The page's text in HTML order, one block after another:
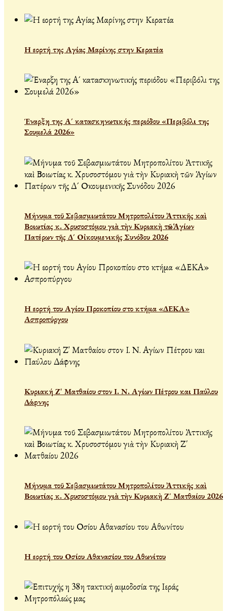
Η εορτή της Αγίας Μαρίνης στην Κερατέα
Έναρξη της Α´ κατασκηνωτικής περιόδου «Περιβόλι της
Σουμελά 2026»
Μήνυμα τοῦ Σεβασμιωτάτου Μητροπολίτου Ἀττικῆς καὶ
Βοιωτίας κ. Χρυσοστόμου γιὰ τὴν Κυριακὴ τῶν Ἁγίων
Πατέρων τῆς Δ´ Οἰκουμενικῆς Συνόδου 2026
Η εορτή του Αγίου Προκοπίου στο κτήμα «ΔΕΚΑ»
Ασπροπύργου
Κυριακή Ζ' Ματθαίου στον Ι. Ν. Αγίων Πέτρου και Παύλου
Δάφνης
Μήνυμα τοῦ Σεβασμιωτάτου Μητροπολίτου Ἀττικῆς καὶ
Βοιωτίας κ. Χρυσοστόμου γιὰ τὴν Κυριακὴ Ζ΄ Ματθαίου 2026
Η εορτή του Οσίου Αθανασίου του Αθωνίτου